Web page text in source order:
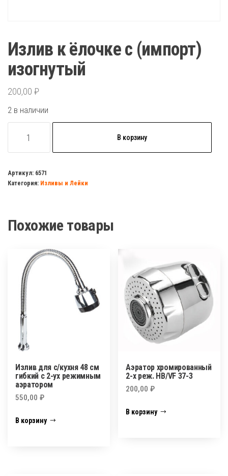
Излив к ёлочке с (импорт)
изогнутый
200,00 ₽
2 в наличии
товара
к
ёлочке
изогнутый
В корзину
Артикул: 6571
Категория: Изливы и Лейки
Похожие товары
Излив для с/кухня 48 см
гибкий с 2-ух режимным
аэратором
550,00 ₽
В корзину
Аэратор хромированный
2-х реж. НВ/VF 37-3
200,00₽
В корзину